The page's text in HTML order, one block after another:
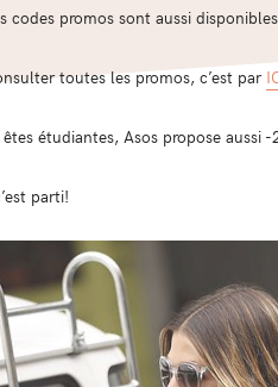
codes promos sont aussi
toutes les promos, c’est par
étudiantes, Asos propose aussi -
parti!